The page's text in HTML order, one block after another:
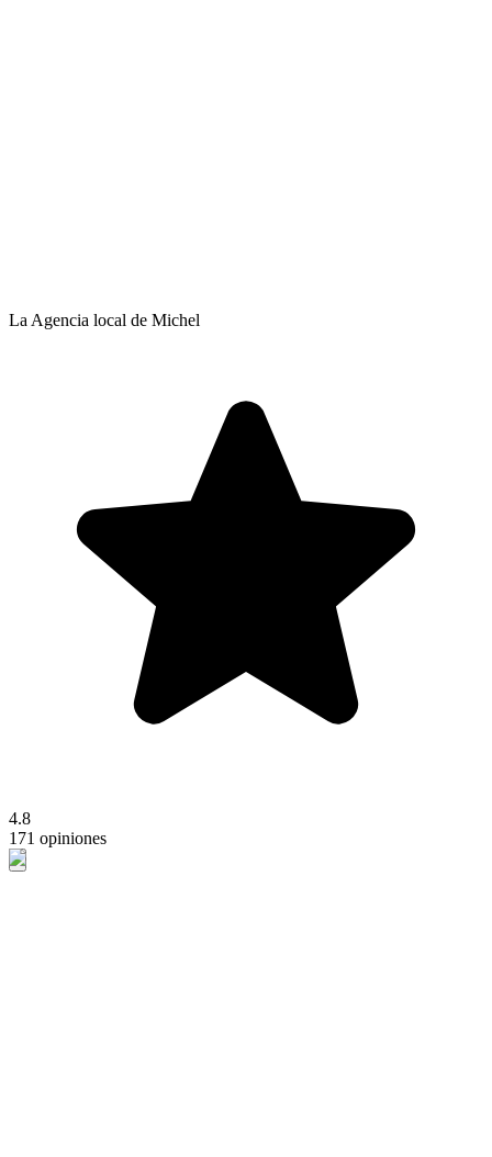
La Agencia local de Michel
4.8
171 opiniones